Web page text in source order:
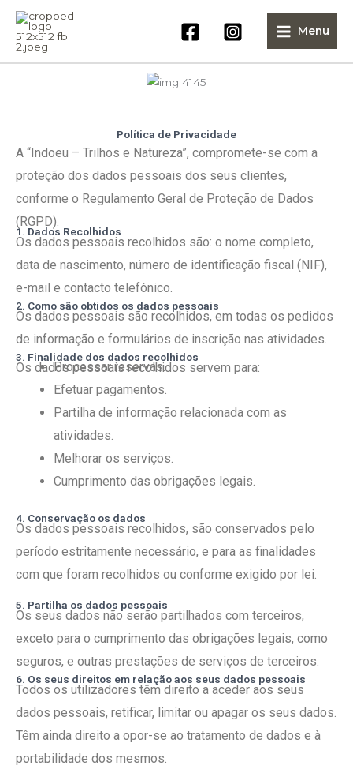
Skip
content
Menu
Política de Privacidade
A “Indoeu – Trilhos e Natureza”, compromete-se com a
proteção dos dados pessoais dos seus clientes,
conforme o Regulamento Geral de Proteção de Dados
(RGPD).
1. Dados Recolhidos
Os dados pessoais recolhidos são: o nome completo,
data de nascimento, número de identificação fiscal (NIF),
e-mail e contacto telefónico.
2. Como são obtidos os dados pessoais
Os dados pessoais são recolhidos, em todas os pedidos
de informação e formulários de inscrição nas atividades.
3. Finalidade dos dados recolhidos
Os dados pessoais recolhidos servem para:
Processar reservas.
Efetuar pagamentos.
Partilha de informação relacionada com as
atividades.
Melhorar os serviços.
Cumprimento das obrigações legais.
4. Conservação os dados
Os dados pessoais recolhidos, são conservados pelo
período estritamente necessário, e para as finalidades
com que foram recolhidos ou conforme exigido por lei.
5. Partilha os dados pessoais
Os seus dados não serão partilhados com terceiros,
exceto para o cumprimento das obrigações legais, como
seguros, e outras prestações de serviços de terceiros.
6. Os seus direitos em relação aos seus dados pessoais
Todos os utilizadores têm direito a aceder aos seus
dados pessoais, retificar, limitar ou apagar os seus dados.
Têm ainda direito a opor-se ao tratamento de dados e à
portabilidade dos mesmos.